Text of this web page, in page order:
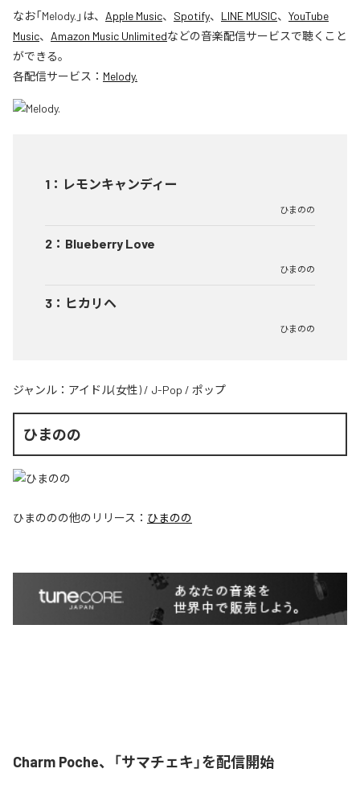
なお「Melody. 」は、 Apple Music、 Spotify、 LINE MUSIC、 YouTube
Music、 Amazon Music Unlimitedなどの音楽配信サービスで聴くこと
ができる。
各配信サービス： Melody.
1 ： レモンキャンディー
ひまのの
2 ： Blueberry Love
ひまのの
3 ： ヒカリヘ
ひまのの
ジャンル： アイドル(女性) / J-Pop / ポップ
ひまのの
ひまののの他のリリース： ひまのの
Charm Poche、「サマチェキ」を配信開始